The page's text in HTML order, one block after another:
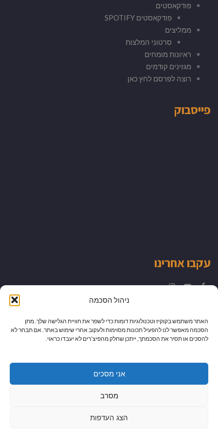
ניהול הסכמה
האתר משתמש בקוקיז וטכנולוגיות דומות כדי לשפר את חוויית הגלישה שלך. מתן
הסכמה מאפשר לנו להפעיל תכונות מסוימות ולעקוב אחרי שימוש באתר. אם תבחר לא
להסכים או תסיר את הסכמתך, ייתכן שחלק מהפיצ’רים לא יעבדו כראוי.
אני מסכים
מסרב
הצג העדפות
פודקאסטים
פודקאסטים SPOTIFY
ממליצים
סרטוני המלצות
ראיונות מומחים
מגזינים קודמים
רוצה לפרסם לחץ כאן
פייסבוק
עקבו אחרינו